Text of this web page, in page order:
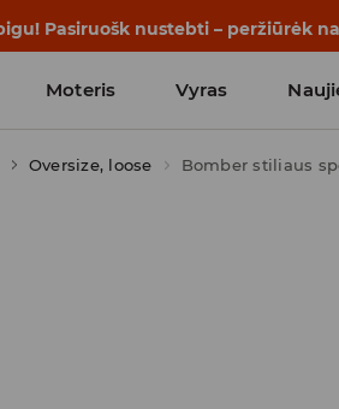
istorijos prasideda dar
Moteris Vyras
Oversize, loose Bomber stiliaus